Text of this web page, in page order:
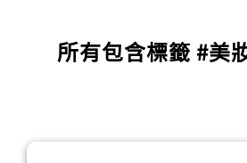
所有包含標籤 #美